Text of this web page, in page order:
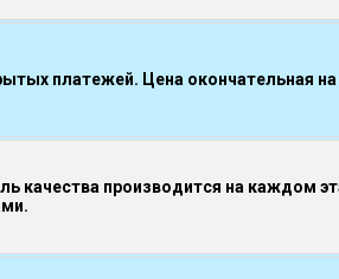
платежей. Цена окончательная
качества производится на каждом